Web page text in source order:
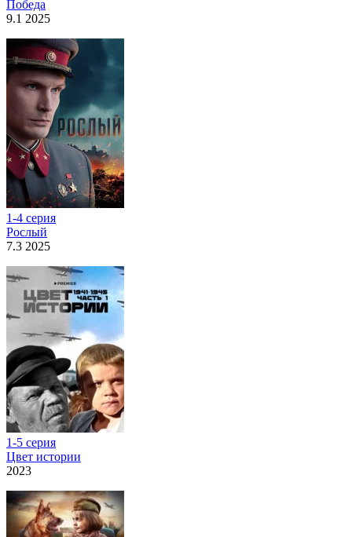
Победа
9.1 2025
1-4 серия
Рослый
7.3 2025
1-5 серия
Цвет истории
2023